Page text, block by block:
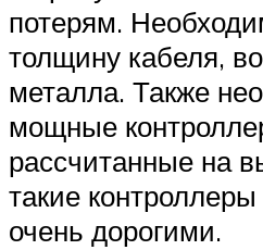
потерям.
толщину кабеля,
металла. Также
мощные
рассчитанные на
такие
очень дорогими.